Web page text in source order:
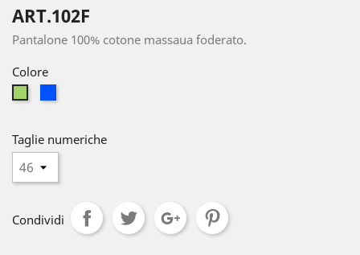
ART.102F
Pantalone 100% cotone massaua foderato.
Colore
Taglie numeriche
Condividi